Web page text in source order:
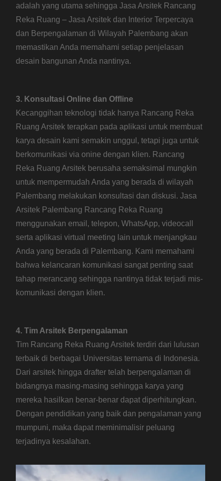
adalah yang utama sehingga Jasa Arsitek Rancang
Reka Ruang – Jasa Arsitek dan Interior Terpercaya
dan Berpengalaman di Wilayah Palembang akan
memastikan Anda memahami setiap penjelasan
desain bangunan Anda nantinya.
3. Konsultasi Online dan Offline
Kecanggihan teknologi tidak hanya Rancang Reka
Ruang Arsitek terapkan pada aplikasi untuk membuat
karya desain kami semakin unggul, tetapi juga untuk
berkomunikasi via onine dengan klien. Rancang
Reka Ruang Arsitek berusaha semaksimal mungkin
untuk mempermudah Anda yang berada di wilayah
Palembang melakukan konsultasi dan diskusi. Jasa
Arsitek Palembang Rancang Reka Ruang
menggunakan email, telepon, WhatsApp, videocall
serta aplikasi virtual meeting lain untuk menjangkau
Anda yang berada di Palembang. Kami memahami
bahwa kelancaran komunikasi sangat penting saat
tahap merancang sehingga nantinya tidak terjadi mis-
komunikasi dengan klien.
4. Tim Arsitek Berpengalaman
Tim Rancang Reka Ruang Arsitek terdiri dari lulusan
terbaik di berbagai Universitas ternama di Indonesia.
Dari arsitek hingga drafter telah berpengalaman di
bidangnya masing-masing sehingga karya yang
mereka hasilkan benar-benar dapat diperhitungkan.
Dengan pendidikan yang baik dan pengalaman yang
mumpuni, maka dapat meminimalisir peluang
terjadinya kesalahan.